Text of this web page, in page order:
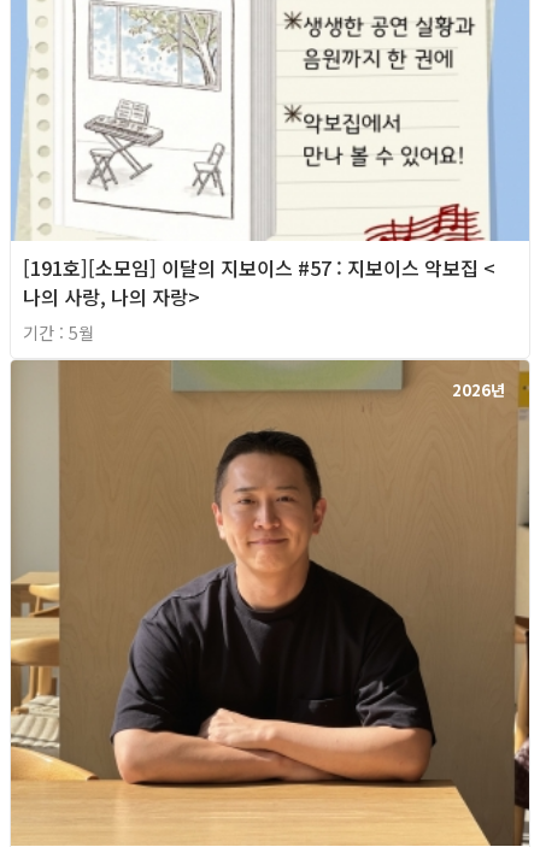
[191호][소모임] 이달의 지보이스 #57 : 지보이스 악보집 <
나의 사랑, 나의 자랑>
기간 : 5월
2026년